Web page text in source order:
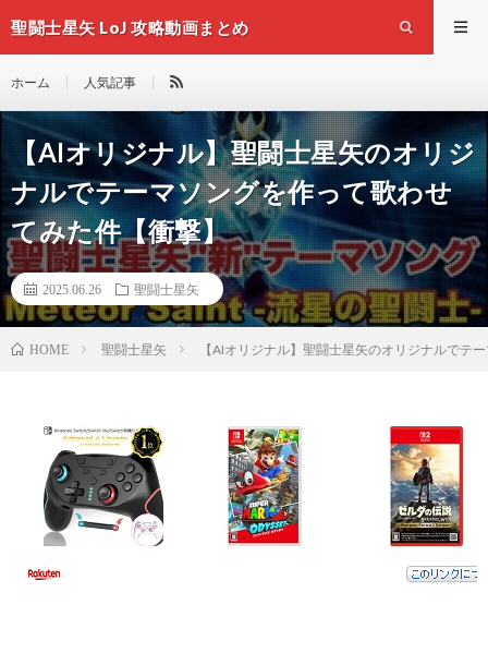
聖闘士星矢 LoJ 攻略動画まとめ
ホーム 人気記事
【AIオリジナル】聖闘士星矢のオリジ
ナルでテーマソングを作って歌わせ
てみた件【衝撃】
2025.06.26 聖闘士星矢
HOME 聖闘士星矢 【AIオリジナル】聖闘士星矢のオリジナルでテ